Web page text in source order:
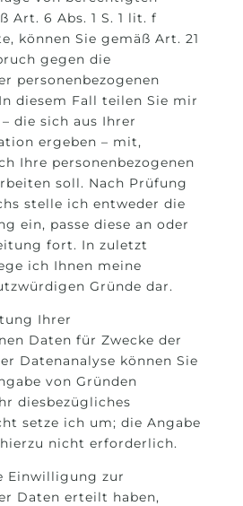
Art. 6 Abs. 1 S. 1 lit. f
können Sie gemäß Art. 21
gegen die
personenbezogenen
diesem Fall teilen Sie mir
die sich aus Ihrer
ergeben – mit,
Ihre personenbezogenen
soll. Nach Prüfung
stelle ich entweder die
ein, passe diese an oder
fort. In zuletzt
ich Ihnen meine
Gründe dar.
Ihrer
Daten für Zwecke der
Datenanalyse können Sie
von Gründen
diesbezügliches
setze ich um; die Angabe
nicht erforderlich.
Einwilligung zur
Daten erteilt haben,